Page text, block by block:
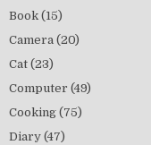
Book (15)
Camera (20)
Cat (23)
Computer (49)
Cooking (75)
Diary (47)